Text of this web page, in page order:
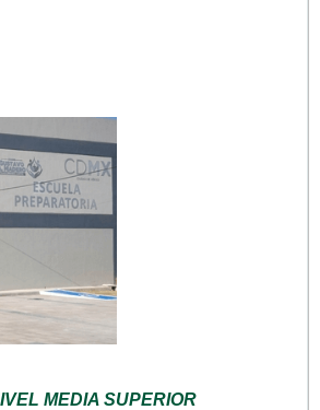
MEDIA SUPERIOR